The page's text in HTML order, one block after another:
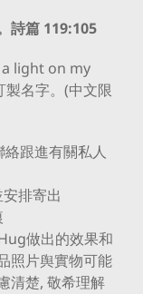
詩篇 119:105
a light on my
名字。(中文限
跟進有關私人
排寄出
做出的效果和
照片舆實物可能
清楚, 敬希理解